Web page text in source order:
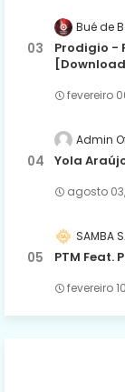
Bué de
Prodigio -
fevereiro
Admin
Yola
agosto
SAMBA
PTM Feat.
fevereiro